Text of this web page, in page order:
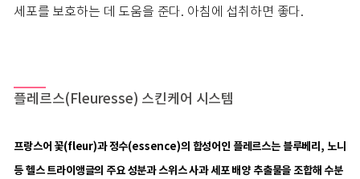
세포를 보호하는 데 도움을 준다. 아침에 섭취하면 좋다.
플레르스(Fleuresse) 스킨케어 시스템
프랑스어 꽃(fleur)과 정수(essence)의 합성어인 플레르스는 블루베리, 노니
등 헬스 트라이앵글의 주요 성분과 스위스 사과 세포 배양 추출물을 조합해 수분